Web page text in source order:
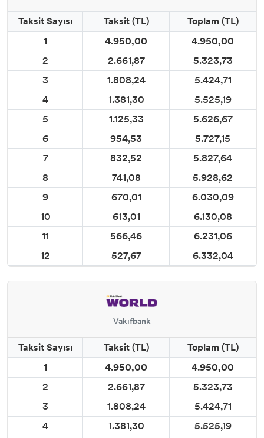
Taksit Sayısı Taksit (TL)
Toplam (TL)
1
4.950,00
4.950,00
2
2.661,87
5.323,73
3
1.808,24
5.424,71
4
1.381,30
5.525,19
5
1.125,33
5.626,67
6
954,53
5.727,15
7
832,52
5.827,64
8
741,08
5.928,62
9
670,01
6.030,09
10
613,01
6.130,08
11
566,46
6.231,06
12
527,67 6.332,04
Vakıfbank
Taksit Sayısı Taksit (TL)
Toplam (TL)
1
4.950,00
4.950,00
2
2.661,87
5.323,73
3
1.808,24
5.424,71
4
1.381,30
5.525,19